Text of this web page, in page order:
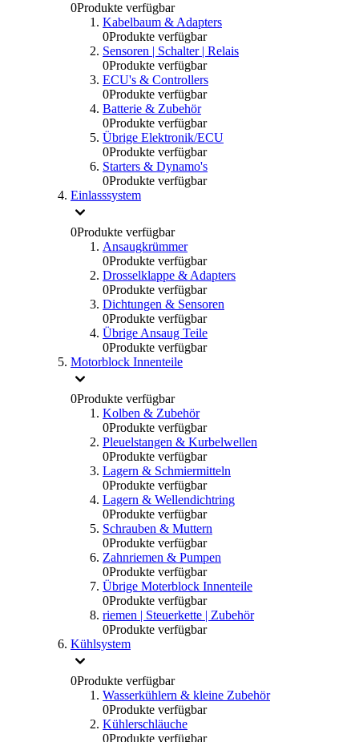
0Produkte verfügbar
Kabelbaum & Adapters
0Produkte verfügbar
Sensoren | Schalter | Relais
0Produkte verfügbar
ECU's & Controllers
0Produkte verfügbar
Batterie & Zubehör
0Produkte verfügbar
Übrige Elektronik/ECU
0Produkte verfügbar
Starters & Dynamo's
0Produkte verfügbar
Einlasssystem
0Produkte verfügbar
Ansaugkrümmer
0Produkte verfügbar
Drosselklappe & Adapters
0Produkte verfügbar
Dichtungen & Sensoren
0Produkte verfügbar
Übrige Ansaug Teile
0Produkte verfügbar
Motorblock Innenteile
0Produkte verfügbar
Kolben & Zubehör
0Produkte verfügbar
Pleuelstangen & Kurbelwellen
0Produkte verfügbar
Lagern & Schmiermitteln
0Produkte verfügbar
Lagern & Wellendichtring
0Produkte verfügbar
Schrauben & Muttern
0Produkte verfügbar
Zahnriemen & Pumpen
0Produkte verfügbar
Übrige Moterblock Innenteile
0Produkte verfügbar
riemen | Steuerkette | Zubehör
0Produkte verfügbar
Kühlsystem
0Produkte verfügbar
Wasserkühlern & kleine Zubehör
0Produkte verfügbar
Kühlerschläuche
0Produkte verfügbar